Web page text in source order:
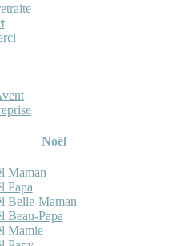
Noël
Maman
Papa
Belle-Maman
Beau-Papa
Mamie